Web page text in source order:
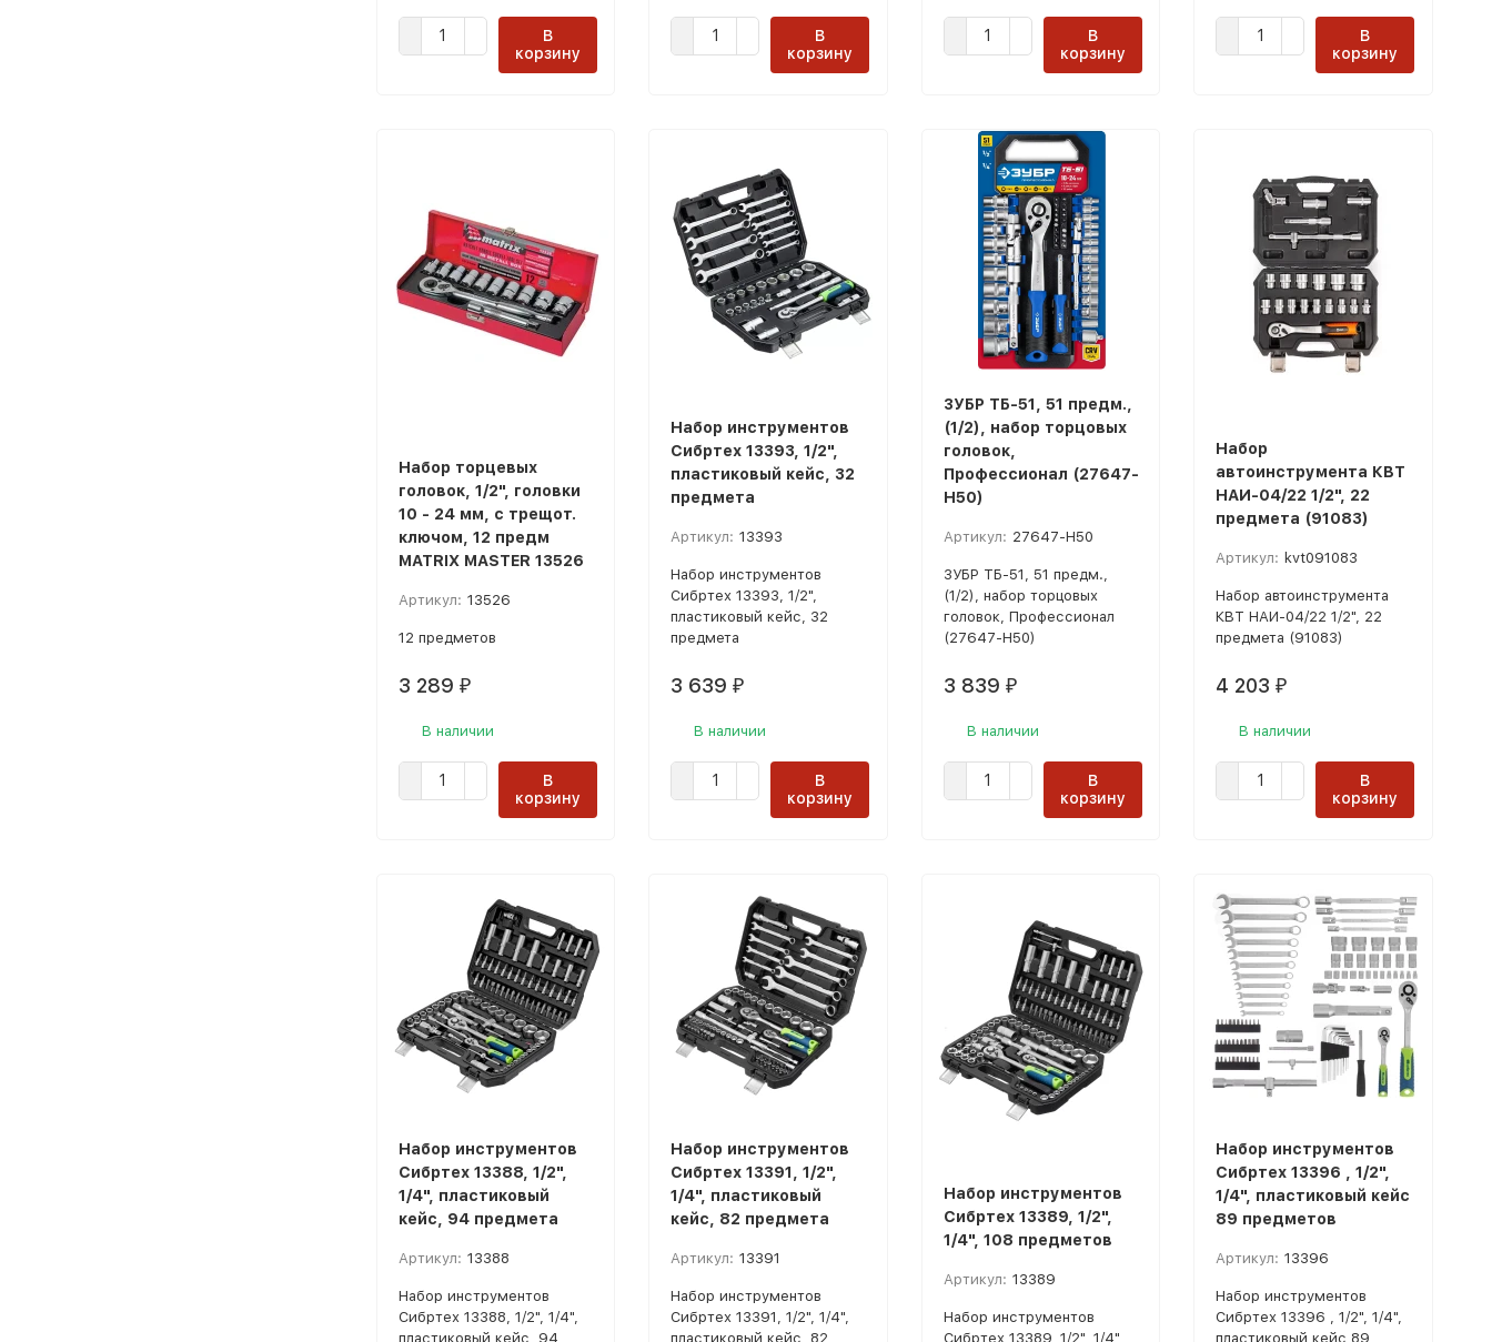
В
корзину
В
корзину
В
корзину
В
корзину
Набор торцевых
головок, 1/2", головки
10 - 24 мм, с трещот.
ключом, 12 предм
MATRIX MASTER 13526
Артикул: 13526
12 предметов
3 289 ₽
В наличии
В
корзину
Набор инструментов
Сибртех 13393, 1/2",
пластиковый кейс, 32
предмета
Артикул: 13393
Набор инструментов
Сибртех 13393, 1/2",
пластиковый кейс, 32
предмета
3 639 ₽
В наличии
В
корзину
ЗУБР ТБ-51, 51 предм.,
(1/2), набор торцовых
головок,
Профессионал (27647-
H50)
Артикул: 27647-H50
ЗУБР ТБ-51, 51 предм.,
(1/2), набор торцовых
головок, Профессионал
(27647-H50)
3 839 ₽
В наличии
В
корзину
Набор
автоинструмента КВТ
НАИ-04/22 1/2", 22
предмета (91083)
Артикул: kvt091083
Набор автоинструмента
КВТ НАИ-04/22 1/2", 22
предмета (91083)
4 203 ₽
В наличии
В
корзину
Набор инструментов
Сибртех 13388, 1/2",
1/4", пластиковый
кейс, 94 предмета
Артикул: 13388
Набор инструментов
Сибртех 13388, 1/2", 1/4",
пластиковый кейс, 94
Набор инструментов
Сибртех 13391, 1/2",
1/4", пластиковый
кейс, 82 предмета
Артикул: 13391
Набор инструментов
Сибртех 13391, 1/2", 1/4",
пластиковый кейс, 82
Набор инструментов
Сибртех 13389, 1/2",
1/4", 108 предметов
Артикул: 13389
Набор инструментов
Сибртех 13389, 1/2", 1/4",
Набор инструментов
Сибртех 13396 , 1/2",
1/4", пластиковый кейс
89 предметов
Артикул: 13396
Набор инструментов
Сибртех 13396 , 1/2", 1/4",
пластиковый кейс 89